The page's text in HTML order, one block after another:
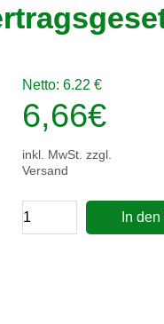
Netto: 6.22 €
6,66€
inkl. MwSt. zzgl.
Versand
In